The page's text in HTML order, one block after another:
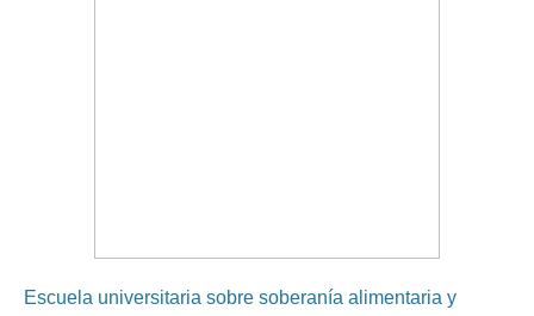
Escuela universitaria sobre soberanía alimentaria y